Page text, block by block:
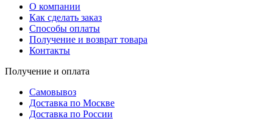
О компании
Как сделать заказ
Способы оплаты
Получение и возврат товара
Контакты
Получение и оплата
Самовывоз
Доставка по Москве
Доставка по России